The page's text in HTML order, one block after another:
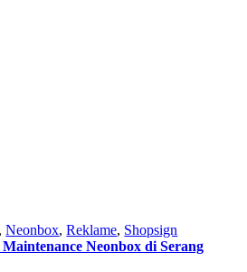
,Neonbox,Reklame, Shopsign
Neonbox di Serang